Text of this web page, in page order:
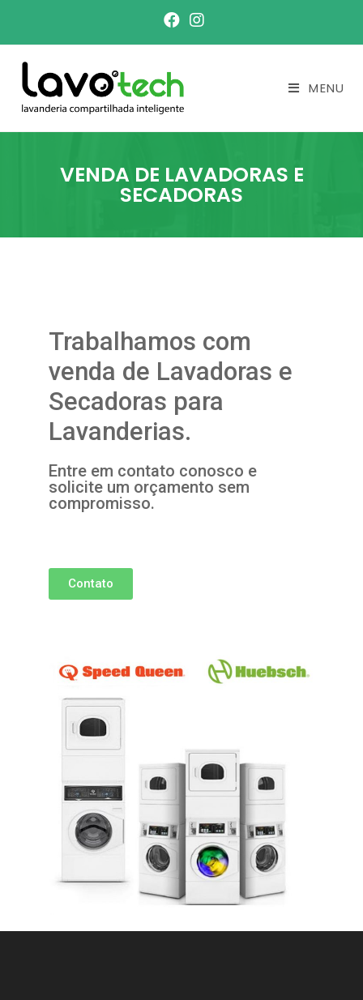
MENU
VENDA DE LAVADORAS E
SECADORAS
Trabalhamos com
venda de Lavadoras e
Secadoras para
Lavanderias.
Entre em contato conosco e
solicite um orçamento sem
compromisso.
Contato